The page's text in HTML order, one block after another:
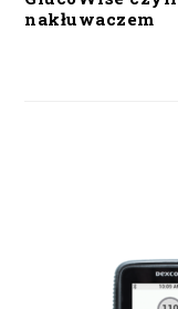
nakłuwaczem